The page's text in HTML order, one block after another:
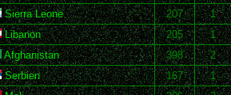
Sierra Leone 207
1
Libanon 205
1
Afghanistan 398
2
Serbien 167
1